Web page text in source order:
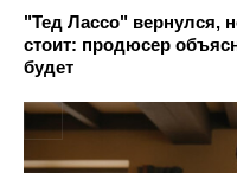
"Тед Лассо" вернулся,
стоит: продюсер
будет